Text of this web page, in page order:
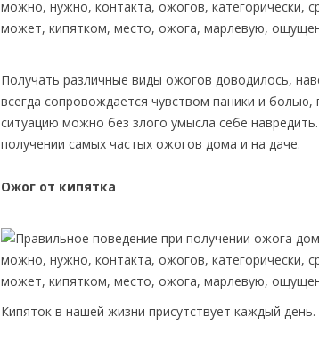
Получать различные виды ожогов доводилось,
всегда сопровождается чувством паники и
ситуацию можно без злого умысла себе
получении самых частых ожогов дома и на даче.
Ожог от кипятка
Кипяток в нашей жизни присутствует каждый день.